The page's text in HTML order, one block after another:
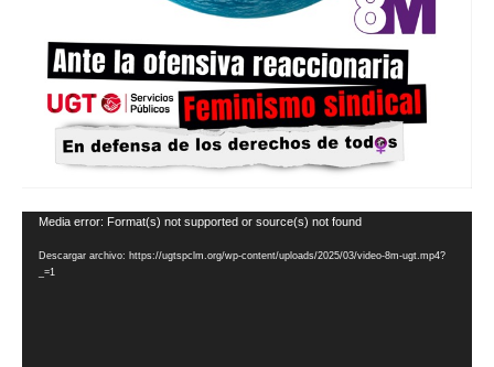
Reproductor
vídeo
Media error: Format(s) not supported or source(s) not found
Descargar archivo: https://ugtspclm.org/wp-content/uploads/2025/03/video-8m-ugt.mp4?
_=1